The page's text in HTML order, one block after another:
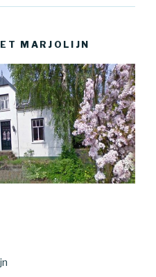
MARJOLIJN